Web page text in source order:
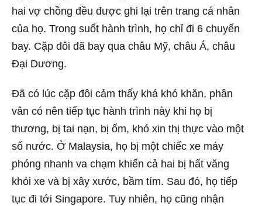
hai vợ chồng đều được ghi lại trên trang cá nhân
của họ. Trong suốt hành trình, họ chỉ đi 6 chuyến
bay. Cặp đôi đã bay qua châu Mỹ, châu Á, châu
Đại Dương.
Đã có lúc cặp đôi cảm thấy khá khó khăn, phân
vân có nên tiếp tục hành trình này khi họ bị
thương, bị tai nạn, bị ốm, khó xin thị thực vào một
số nước. Ở Malaysia, họ bị một chiếc xe máy
phóng nhanh va chạm khiến cả hai bị hất văng
khỏi xe và bị xây xước, bầm tím. Sau đó, họ tiếp
tục đi tới Singapore. Tuy nhiên, họ cũng nhận